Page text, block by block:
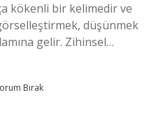
kökenli bir kelimedir ve
düşünmek
gelir. Zihinsel…
Bırak